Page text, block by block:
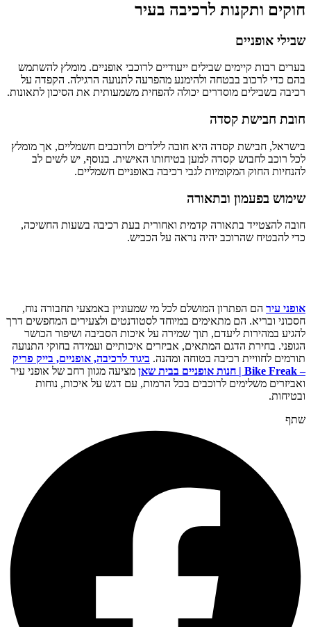
חוקים ותקנות לרכיבה בעיר
שבילי אופניים
בערים רבות קיימים שבילים ייעודיים לרוכבי אופניים. מומלץ להשתמש
בהם כדי לרכוב בבטחה ולהימנע מהפרעה לתנועה הרגילה. הקפדה על
רכיבה בשבילים מוסדרים יכולה להפחית משמעותית את הסיכון לתאונות.
חובת חבישת קסדה
בישראל, חבישת קסדה היא חובה לילדים ולרוכבים חשמליים, אך מומלץ
לכל רוכב לחבוש קסדה למען בטיחותו האישית. בנוסף, יש לשים לב
להנחיות החוק המקומיות לגבי רכיבה באופניים חשמליים.
שימוש בפעמון ובתאורה
חובה להצטייד בתאורה קדמית ואחורית בעת רכיבה בשעות החשיכה,
כדי להבטיח שהרוכב יהיה נראה על הכביש.
אופני עיר הם הפתרון המושלם לכל מי שמעוניין באמצעי תחבורה נוח,
חסכוני ובריא. הם מתאימים במיוחד לסטודנטים ולצעירים המחפשים דרך
להגיע במהירות ליעדם, תוך שמירה על איכות הסביבה ושיפור הכושר
הגופני. בחירת הדגם המתאים, אביזרים איכותיים ועמידה בחוקי התנועה
תורמים לחוויית רכיבה בטוחה ומהנה. ביגוד לרכיבה, אופניים, בייק פריק
– Bike Freak | חנות אופניים בבית שאן
מציעה מגוון רחב של אופני עיר
ואביזרים משלימים לרוכבים בכל הרמות, עם דגש על איכות, נוחות
ובטיחות.
שתף